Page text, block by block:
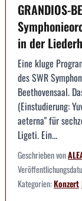
GRANDIOS-
in der
Eine kluge
des SWR
Beethovensaal.
(Einstudierung:
aeterna" für
Ligeti. Ein...
Geschrieben von
Kategorien:Konzert